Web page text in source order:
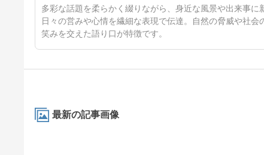
多彩な話題を柔らかく綴りながら、身近な風景や出来事
日々の営みや心情を繊細な表現で伝達。自然の脅威や社
笑みを交えた語り口が特徴です。
最新の記事画像